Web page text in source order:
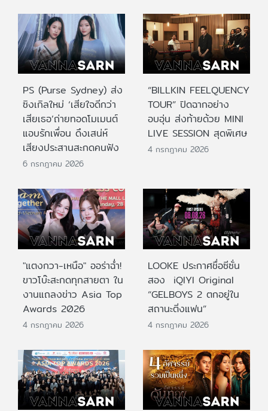
PS (Purse Sydney) ส่ง
ซิงเกิลใหม่ ‘เสียใจดีกว่า
เสียเธอ’ถ่ายทอดโมเมนต์
แอบรักเพื่อน ดึงเสน่ห์
เสียงประสานสะกดคนฟัง
6 กรกฎาคม 2026
“BILLKIN FEELQUENCY
TOUR” ปิดฉากอย่าง
อบอุ่น ส่งท้ายด้วย MINI
LIVE SESSION สุดพิเศษ
4 กรกฎาคม 2026
"แตงกวา-เหนือ" ออร่าฉ่ำ!
ขาวโบ๊ะสะกดทุกสายตา ใน
งานแถลงข่าว Asia Top
Awards 2026
4 กรกฎาคม 2026
LOOKE ประกาศชื่อซีซั่น
สอง iQIYI Original
“GELBOYS 2 ตกอยู่ใน
สถานะติ่งแฟน”
4 กรกฎาคม 2026